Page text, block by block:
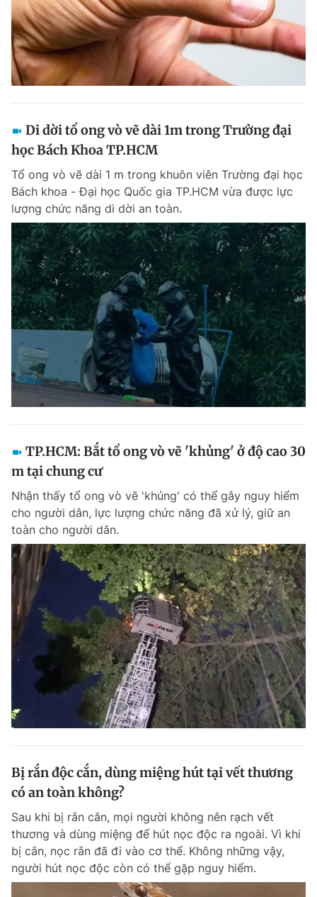
Di dời tổ ong vò vẽ dài 1m trong Trường đại
học Bách Khoa TP.HCM
Tổ ong vò vẽ dài 1 m trong khuôn viên Trường đại học
Bách khoa - Đại học Quốc gia TP.HCM vừa được lực
lượng chức năng di dời an toàn.
TP.HCM: Bắt tổ ong vò vẽ 'khủng' ở độ cao 30
m tại chung cư
Nhận thấy tổ ong vò vẽ 'khủng' có thể gây nguy hiểm
cho người dân, lực lượng chức năng đã xử lý, giữ an
toàn cho người dân.
Bị rắn độc cắn, dùng miệng hút tại vết thương
có an toàn không?
Sau khi bị rắn cắn, mọi người không nên rạch vết
thương và dùng miệng để hút nọc độc ra ngoài. Vì khi
bị cắn, nọc rắn đã đi vào cơ thể. Không những vậy,
người hút nọc độc còn có thể gặp nguy hiểm.